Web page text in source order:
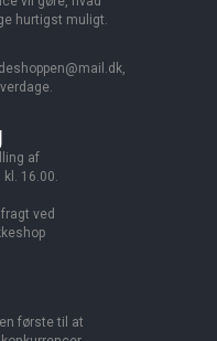
hurtigst muligt.
af
kl. 16.00.
ved
første til at